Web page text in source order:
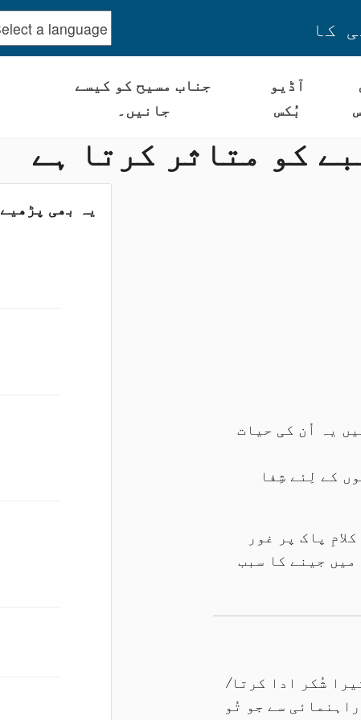
کا
آڈیو
بُکس
جناب مسیح کو کیسے
جانیں۔
کو متاثر کرتا ہے
یہ اُن کی حیات
کے لِئے شِفا
پاک پر غور
جینے کا سبب
شُکر ادا کرتا/
سے جو تُو
یہ بھی پڑھیے